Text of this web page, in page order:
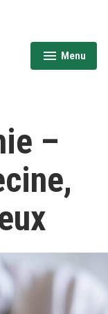
Menu
expanded
collapsed
–